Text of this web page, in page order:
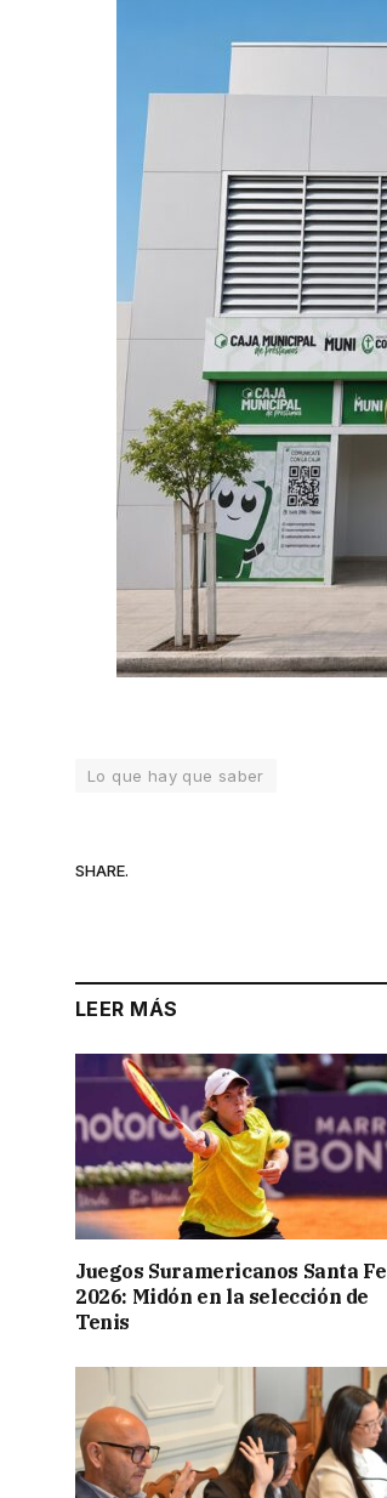
Lo que hay que saber
SHARE.
LEER MÁS
Juegos Suramericanos Santa Fe
2026: Midón en la selección de
Tenis